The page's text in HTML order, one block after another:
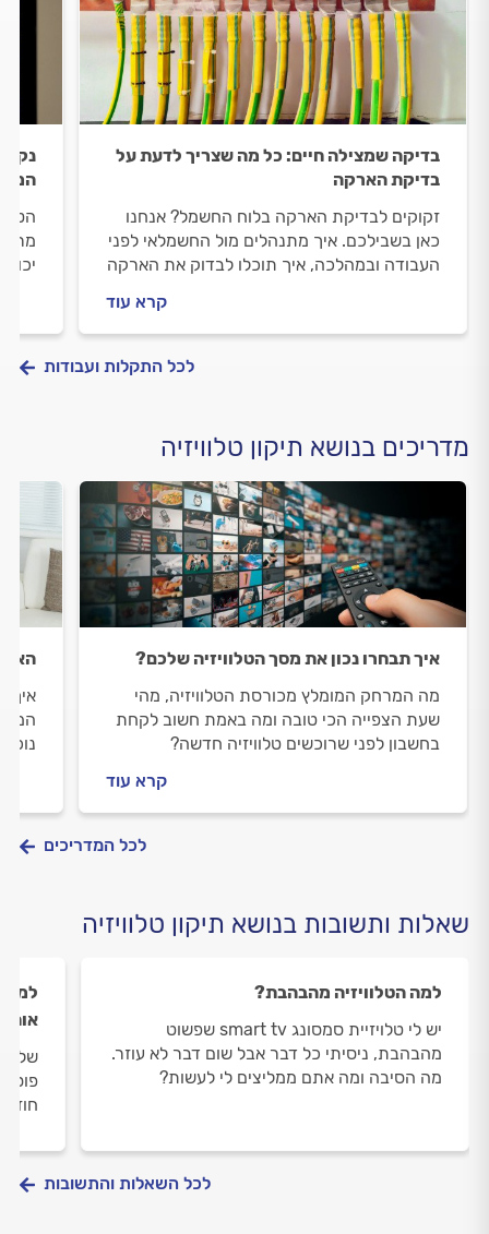
בדיקה שמצילה חיים: כל מה שצריך לדעת על
בדיקת הארקה
זקוקים לבדיקת הארקה בלוח החשמל? אנחנו
כאן בשבילכם. איך מתנהלים מול החשמלאי לפני
העבודה ובמהלכה, איך תוכלו לבדוק את הארקה
קרא עוד
לכל התקלות ועבודות
מדריכים בנושא תיקון טלוויזיה
איך תבחרו נכון את מסך הטלוויזיה שלכם?
מה המרחק המומלץ מכורסת הטלוויזיה, מהי
שעת הצפייה הכי טובה ומה באמת חשוב לקחת
בחשבון לפני שרוכשים טלוויזיה חדשה?
קרא עוד
האם
איך
לכל המדריכים
שאלות ותשובות בנושא תיקון טלוויזיה
למה הטלוויזיה מהבהבת?
יש לי טלויזיית סמסונג smart tv שפשוט
מהבהבת, ניסיתי כל דבר אבל שום דבר לא עוזר.
מה הסיבה ומה אתם ממליצים לי לעשות?
למה
לכל השאלות והתשובות